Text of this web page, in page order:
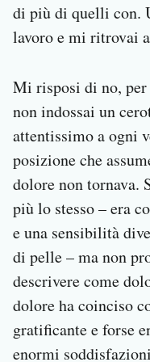
di più di quelli con.
lavoro e mi ritrovai
Mi risposi di no, per
non indossai un
attentissimo a ogni
posizione che
dolore non tornava.
più lo stesso – era
e una sensibilità
di pelle – ma non
descrivere come
dolore ha coinciso
gratificante e forse
enormi